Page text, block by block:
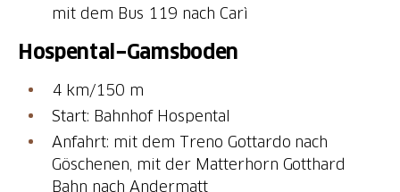
mit dem Bus 119 nach Carì
Hospental−Gamsboden
4 km/150 m
Start: Bahnhof Hospental
Anfahrt: mit dem Treno Gottardo nach
Göschenen, mit der Matterhorn Gotthard
Bahn nach Andermatt